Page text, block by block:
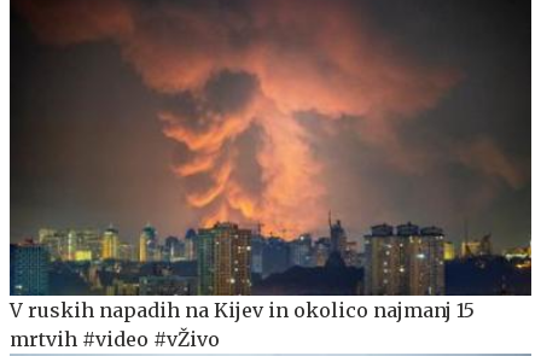
V ruskih napadih na Kijev in okolico najmanj 15
mrtvih #video #vŽivo